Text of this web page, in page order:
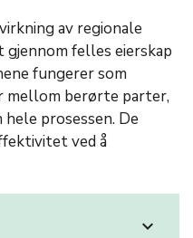
av regionale
felles eierskap
fungerer som
mellom berørte parter,
prosessen. De
ved å
expand_more